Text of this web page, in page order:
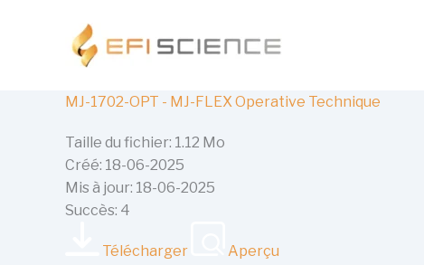
MJ-1702-OPT - MJ-FLEX Operative Technique
Taille du fichier: 1.12 Mo
Créé: 18-06-2025
Mis à jour: 18-06-2025
Succès: 4
Télécharger Aperçu